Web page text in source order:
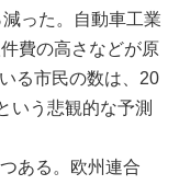
った。自動車工業
費の高さなどが原
る市民の数は、20
いう悲観的な予測
ある。欧州連合